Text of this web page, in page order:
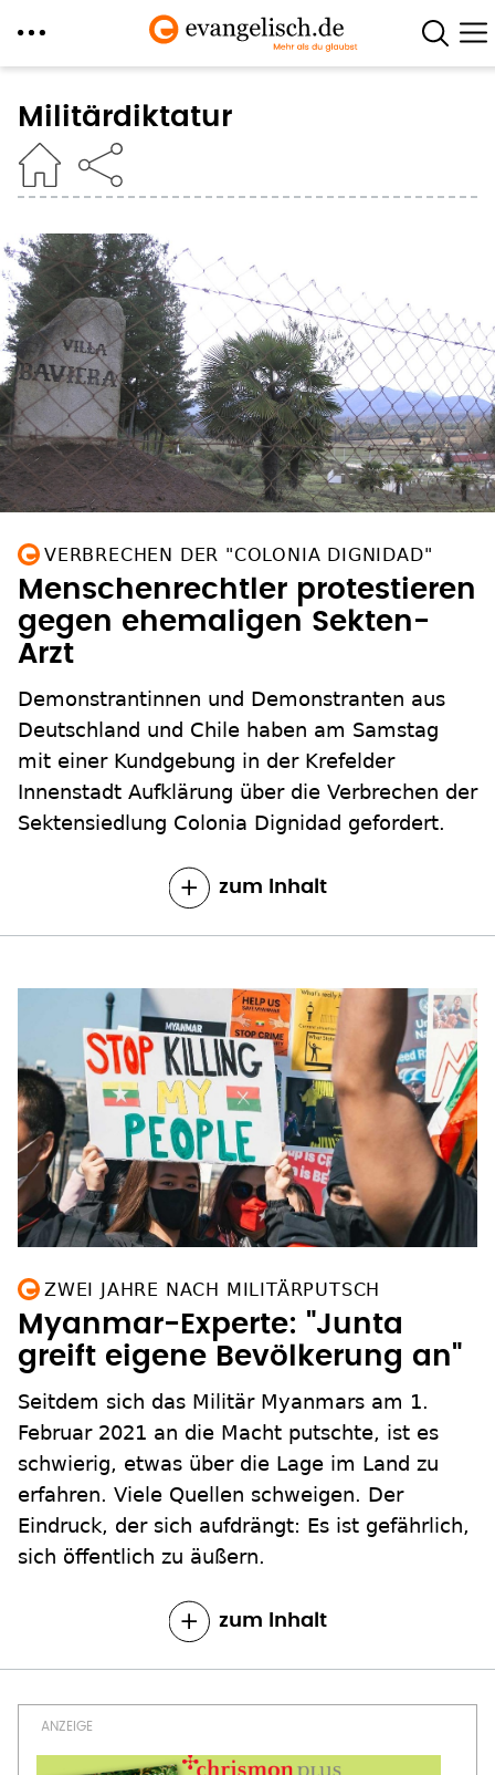
zum
Inhalt
Militärdiktatur
VERBRECHEN DER "COLONIA DIGNIDAD"
Menschenrechtler protestieren
gegen ehemaligen Sekten-
Arzt
Demonstrantinnen und Demonstranten aus
Deutschland und Chile haben am Samstag
mit einer Kundgebung in der Krefelder
Innenstadt Aufklärung über die Verbrechen der
Sektensiedlung Colonia Dignidad gefordert.
zum Inhalt
ZWEI JAHRE NACH MILITÄRPUTSCH
Myanmar-Experte: "Junta
greift eigene Bevölkerung an"
Seitdem sich das Militär Myanmars am 1.
Februar 2021 an die Macht putschte, ist es
schwierig, etwas über die Lage im Land zu
erfahren. Viele Quellen schweigen. Der
Eindruck, der sich aufdrängt: Es ist gefährlich,
sich öffentlich zu äußern.
zum Inhalt